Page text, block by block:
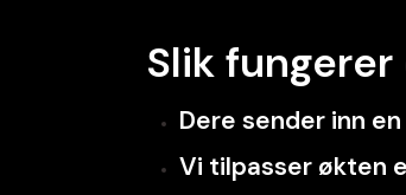
Slik
Dere sender inn
Vi tilpasser økten